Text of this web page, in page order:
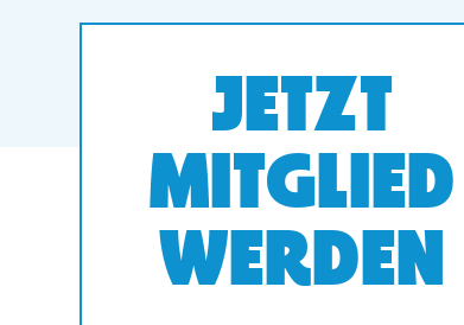
JETZT
MITGLIED
WERDEN